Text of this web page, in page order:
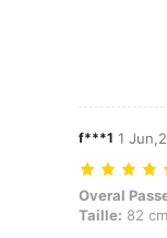
f***1 1
Overal
Overal
Taille: 82